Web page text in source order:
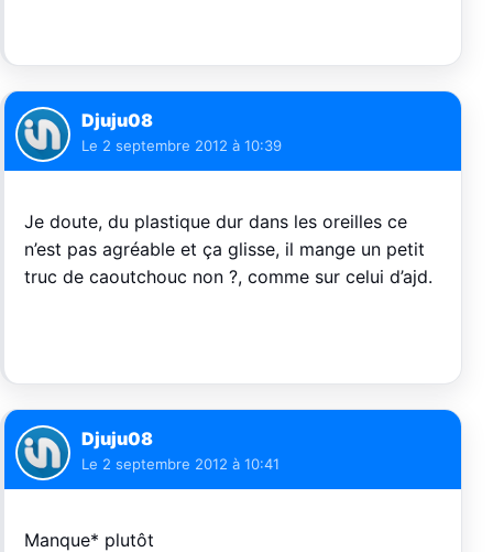
Djuju08
Le 2 septembre 2012 à 10:39
Je doute, du plastique dur dans les oreilles ce
n’est pas agréable et ça glisse, il mange un petit
truc de caoutchouc non ?, comme sur celui d’ajd.
Djuju08
Le 2 septembre 2012 à 10:41
Manque* plutôt